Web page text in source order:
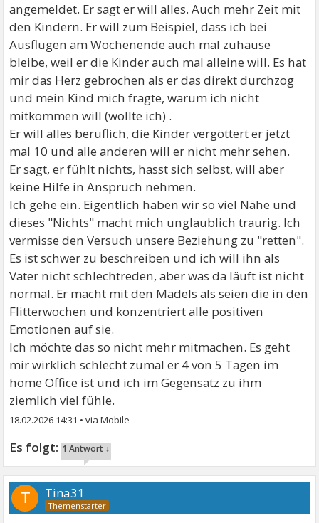
angemeldet. Er sagt er will alles. Auch mehr Zeit mit
den Kindern. Er will zum Beispiel, dass ich bei
Ausflügen am Wochenende auch mal zuhause
bleibe, weil er die Kinder auch mal alleine will. Es hat
mir das Herz gebrochen als er das direkt durchzog
und mein Kind mich fragte, warum ich nicht
mitkommen will (wollte ich) .
Er will alles beruflich, die Kinder vergöttert er jetzt
mal 10 und alle anderen will er nicht mehr sehen.
Er sagt, er fühlt nichts, hasst sich selbst, will aber
keine Hilfe in Anspruch nehmen.
Ich gehe ein. Eigentlich haben wir so viel Nähe und
dieses "Nichts" macht mich unglaublich traurig. Ich
vermisse den Versuch unsere Beziehung zu "retten".
Es ist schwer zu beschreiben und ich will ihn als
Vater nicht schlechtreden, aber was da läuft ist nicht
normal. Er macht mit den Mädels als seien die in den
Flitterwochen und konzentriert alle positiven
Emotionen auf sie.
Ich möchte das so nicht mehr mitmachen. Es geht
mir wirklich schlecht zumal er 4 von 5 Tagen im
home Office ist und ich im Gegensatz zu ihm
ziemlich viel fühle.
18.02.2026 14:31 •
1 Antwort ↓
T Tina31